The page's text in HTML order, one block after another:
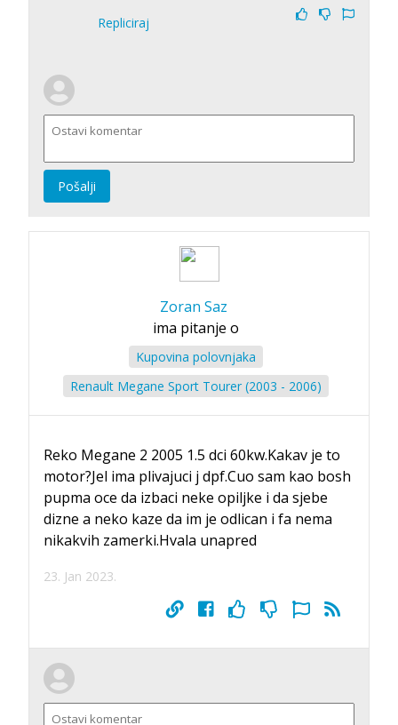
Repliciraj
Pošalji
Zoran Saz
ima pitanje o
Kupovina polovnjaka
Renault Megane Sport Tourer (2003 - 2006)
Reko Megane 2 2005 1.5 dci 60kw.Kakav je to
motor?Jel ima plivajuci j dpf.Cuo sam kao bosh
pupma oce da izbaci neke opiljke i da sjebe
dizne a neko kaze da im je odlican i fa nema
nikakvih zamerki.Hvala unapred
23. Jan 2023.